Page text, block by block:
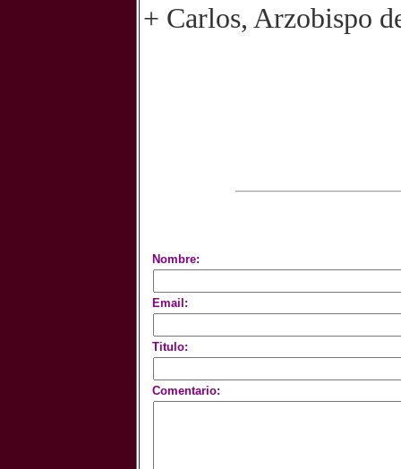
+ Carlos, Arzobispo
Nombre:
Email:
Titulo:
Comentario: